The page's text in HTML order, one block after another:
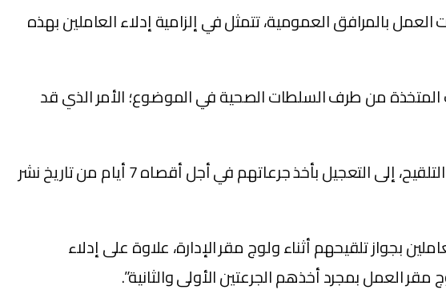
بالمرافق العمومية، تتمثل في إلزامية إدلاء العاملين بهذه
المتخذة من طرف السلطات الصحية في الموضوع؛ الأمر الذي قد
وأمام هذا الوضع، دعت الوزارة المعنية “الموظفين وكافة العاملين بها، الذين لم يستفيدون بعد من التلقيح، إلى التعجيل بأخذ جرعاتهم في أجل أقصاه 7 أيام من تاريخ نشر
بجواز تلقيحهم أثناء ولوج مقر الإدارة، علاوة على إدلاء
العمل بمجرد أخذهم الجرعتين الأولى والثانية”.